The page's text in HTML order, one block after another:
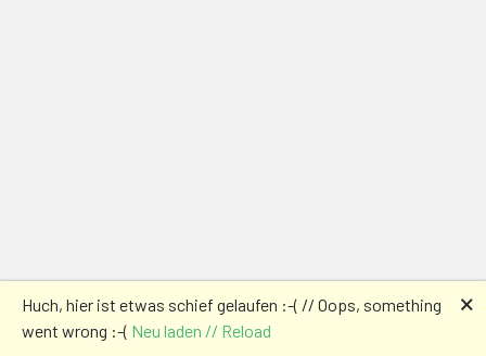
Huch, hier ist etwas schief gelaufen :-( // Oops, something
went wrong :-( Neu laden // Reload
🗙